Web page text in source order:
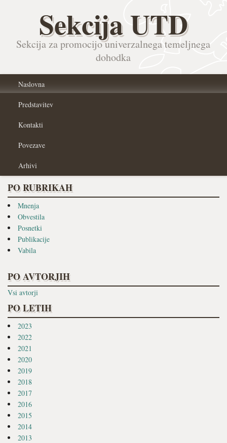
Sekcija UTD
Sekcija za promocijo univerzalnega temeljnega
dohodka
Naslovna
Predstavitev
Kontakti
Povezave
Arhivi
PO RUBRIKAH
Mnenja
Obvestila
Posnetki
Publikacije
Vabila
PO AVTORJIH
Vsi avtorji
PO LETIH
2023
2022
2021
2020
2019
2018
2017
2016
2015
2014
2013